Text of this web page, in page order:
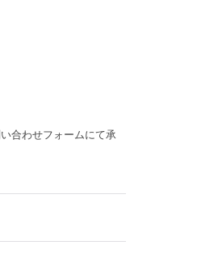
合わせフォームにて承